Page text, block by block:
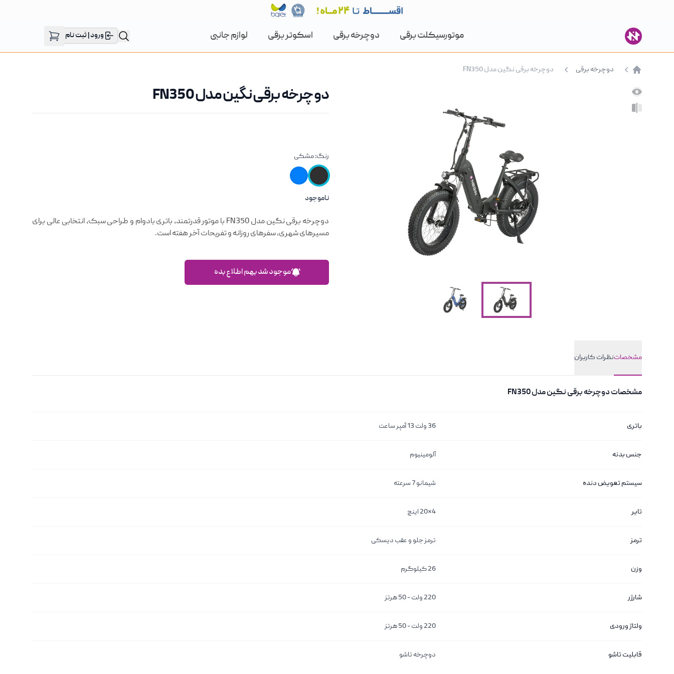
موتورسیکلت برقی دوچرخه برقی اسکوتر برقی لوازم جانبی ورود | ثبت نام
دوچرخه برقی دوچرخه برقی نگین مدل FN350
دوچرخه برقی نگین مدل FN350
رنگ:مشکی
ناموجود
معرفی کوتاه محصول
دوچرخه برقی نگین مدل FN350 با موتور قدرتمند، باتری بادوام و طراحی سبک، انتخابی عالی برای
مسیرهای شهری، سفرهای روزانه و تفریحات آخر هفته است.
موجود شد بهم اطلاع بده
مشخصاتنظرات کاربران
مشخصات
مشخصاتدوچرخه برقی نگین مدل FN350
باتری 36 ولت 13 آمپر ساعت
جنس بدنه آلومینیوم
سیستم تعویض دنده شیمانو 7 سرعته
تایر 4*20 اینچ
ترمز ترمز جلو و عقب دیسکی
وزن 26 کیلوگرم
شارژر 220 ولت - 50 هرتز
ولتاژ ورودی 220 ولت - 50 هرتز
قابلیت تاشو دوچرخه تاشو